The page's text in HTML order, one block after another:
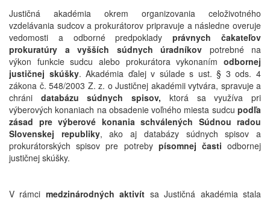
Justičná akadémia okrem organizovania celoživotného
vzdelávania sudcov a prokurátorov pripravuje a následne overuje
vedomosti a odborné predpokladyprávnych
čakateľov
prokuratúry a vyšších súdnych úradníkov potrebné na
výkon funkcie sudcu alebo prokurátora vykonaním odbornej
justičnej skúšky. Akadémia ďalej v súlade s ust. § 3 ods. 4
zákona č. 548/2003 Z. z. o Justičnej akadémii vytvára, spravuje a
chráni databázu súdnych spisov, ktorá sa využíva pri
výberových konaniach na obsadenie voľného miesta sudcu podľa
zásad pre výberové konania schválených Súdnou radou
Slovenskej republiky, ako aj databázy súdnych spisov a
prokurátorských spisov pre potreby písomnej časti odbornej
justičnej skúšky.
V rámci medzinárodných aktivít sa Justičná akadémia stala